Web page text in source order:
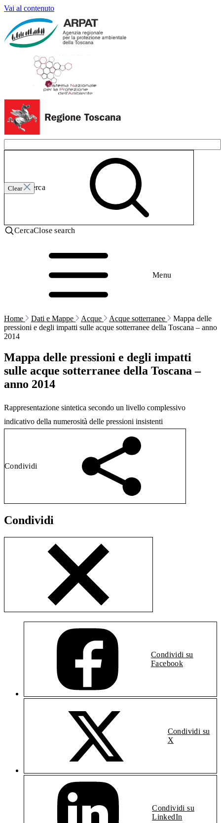
Vai al contenuto
Clear
Invia ricerca
CercaClose search
Menu
Home Dati e Mappe Acque Acque sotterranee
Mappa delle
pressioni e degli impatti sulle acque sotterranee della Toscana – anno
2014
Mappa delle pressioni e degli impatti
sulle acque sotterranee della Toscana –
anno 2014
Rappresentazione sintetica secondo un livello complessivo
indicativo della numerosità delle pressioni insistenti
Condividi
Condividi
Condividi su
Facebook
Condividi su
X
Condividi su
LinkedIn